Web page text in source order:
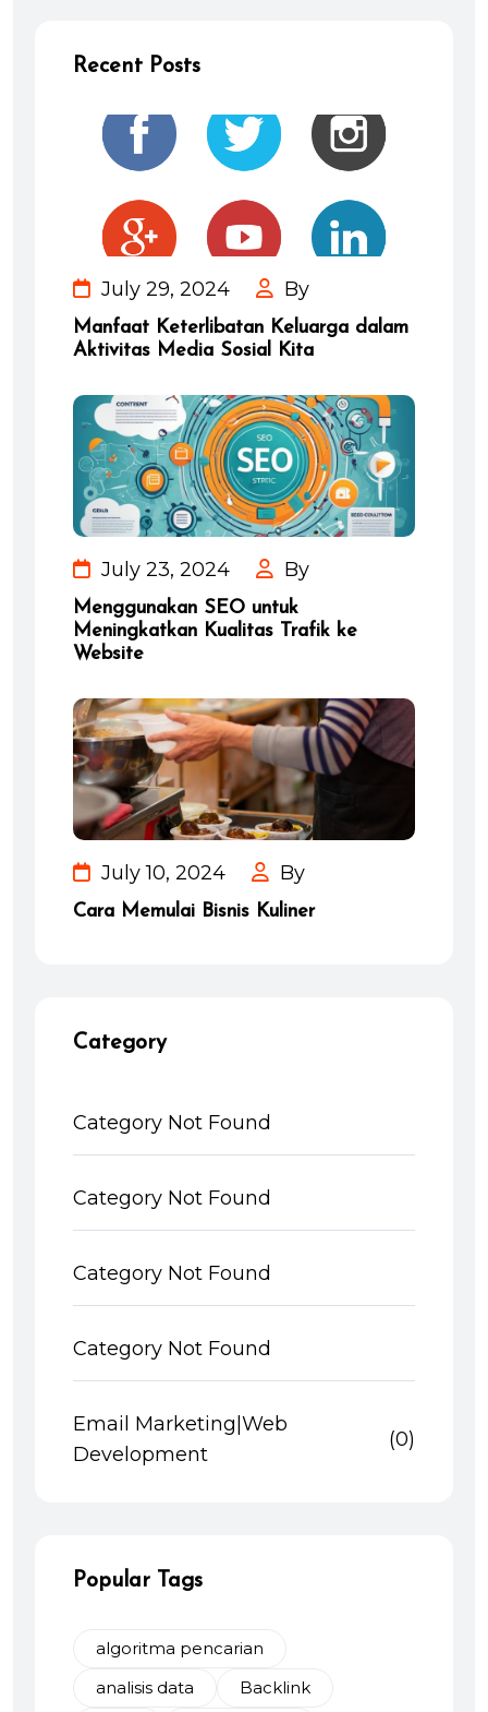
Recent Posts
July 29, 2024 By
Manfaat Keterlibatan Keluarga dalam
Aktivitas Media Sosial Kita
July 23, 2024 By
Menggunakan SEO untuk
Meningkatkan Kualitas Trafik ke
Website
July 10, 2024 By
Cara Memulai Bisnis Kuliner
Category
Category Not Found
Category Not Found
Category Not Found
Category Not Found
Email Marketing|Web
Development
(0)
Popular Tags
algoritma pencarian
analisis data
Backlink